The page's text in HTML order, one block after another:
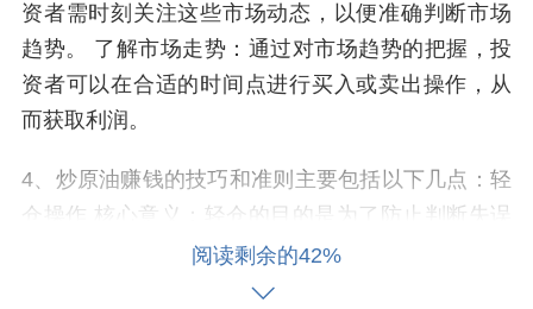
资者需时刻关注这些市场动态，以便准确判断市场
趋势。 了解市场走势：通过对市场趋势的把握，投
资者可以在合适的时间点进行买入或卖出操作，从
而获取利润。
4、炒原油赚钱的技巧和准则主要包括以下几点：轻
仓操作 核心意义：轻仓的目的是为了防止判断失误
后造成大的损失，从而无法翻身或过度打击个人的
投资心态，导致胡乱下单。实施策略：在原油投资
阅读剩余的42%